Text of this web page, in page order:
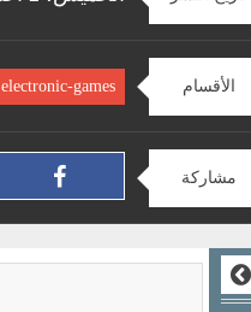
الأقسام electronic-games
مشاركة